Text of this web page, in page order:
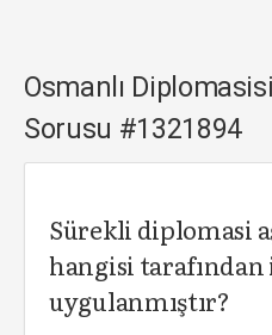
Osmanlı
Sorusu #1321894
Sürekli diplomasi
hangisi tarafından
uygulanmıştır?